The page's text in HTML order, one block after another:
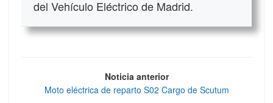
del Vehículo Eléctrico de Madrid.
Noticia anterior
Moto eléctrica de reparto S02 Cargo de Scutum